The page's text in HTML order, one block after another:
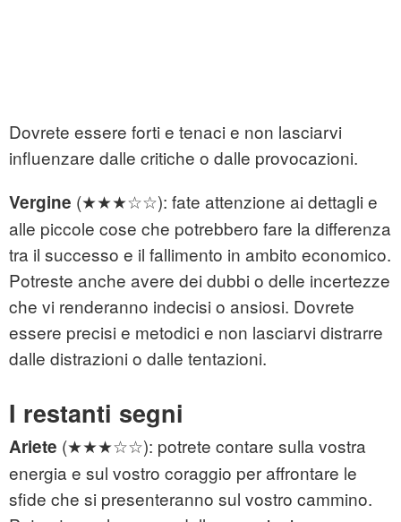
Dovrete essere forti e tenaci e non lasciarvi
influenzare dalle critiche o dalle provocazioni.
Vergine (★★★☆☆): fate attenzione ai dettagli e
alle piccole cose che potrebbero fare la differenza
tra il successo e il fallimento in ambito economico.
Potreste anche avere dei dubbi o delle incertezze
che vi renderanno indecisi o ansiosi. Dovrete
essere precisi e metodici e non lasciarvi distrarre
dalle distrazioni o dalle tentazioni.
I restanti segni
Ariete (★★★☆☆): potrete contare sulla vostra
energia e sul vostro coraggio per affrontare le
sfide che si presenteranno sul vostro cammino.